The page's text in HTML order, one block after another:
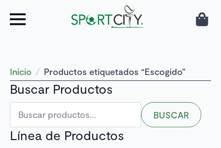
Inicio Productos etiquetados “Escogido”
Buscar Productos
Buscar
por:
BUSCAR
Línea de Productos